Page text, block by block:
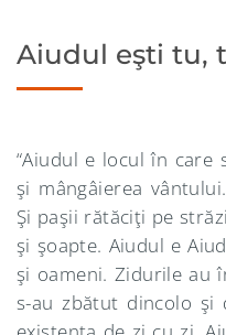
Aiudul eşti tu,
“Aiudul e locul în care
şi mângâierea
Şi paşii rătăciţi pe
şi şoapte. Aiudul e
şi oameni. Zidurile au
s-au zbătut dincolo şi